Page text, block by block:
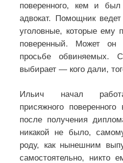
поверенного, кем и
адвокат. Помощник
уголовные, которые ему
поверенный. Может он
просьбе обвиняемых.
выбирает — кого дали,
Ильич начал
присяжного
после получения
никакой не было,
роду, как нынешним
самостоятельно, никто